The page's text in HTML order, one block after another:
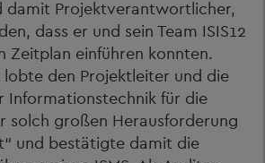
damit Projektverantwortlicher,
dass er und sein Team ISIS12
Zeitplan einführen konnten.
lobte den Projektleiter und die
Informationstechnik für die
solch großen Herausforderung
und bestätigte damit die